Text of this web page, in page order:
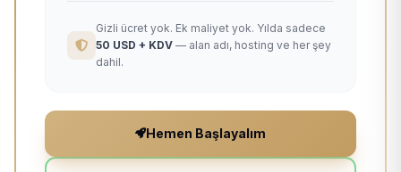
Gizli ücret yok. Ek maliyet yok. Yılda sadece
50 USD + KDV — alan adı, hosting ve her şey
dahil.
Hemen Başlayalım